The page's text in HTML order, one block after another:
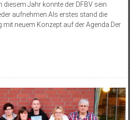
diesem Jahr konnte der DFBV sein
aufnehmen.Als erstes stand die
neuem Konzept auf der Agenda.Der